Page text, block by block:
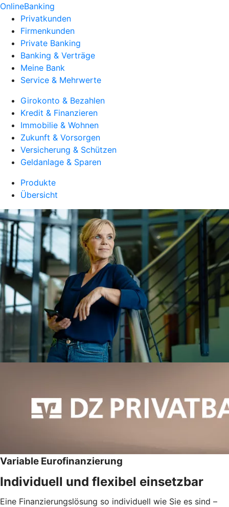
OnlineBanking
Privatkunden
Firmenkunden
Private Banking
Banking & Verträge
Meine Bank
Service & Mehrwerte
Girokonto & Bezahlen
Kredit & Finanzieren
Immobilie & Wohnen
Zukunft & Vorsorgen
Versicherung & Schützen
Geldanlage & Sparen
Produkte
Übersicht
Variable Eurofinanzierung
Individuell und flexibel einsetzbar
Eine Finanzierungslösung so individuell wie Sie es sind –